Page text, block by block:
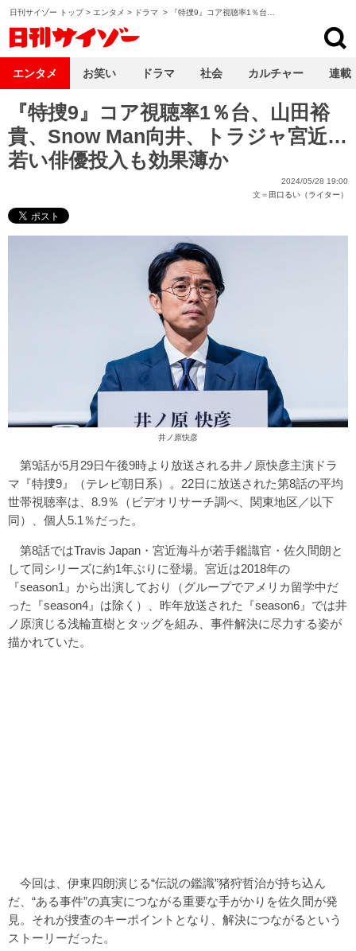
日刊サイゾー トップ> エンタメ > ドラマ > 『特捜9』コア視聴率1％台…
『特捜9』コア視聴率1％台、山田裕
貴、Snow Man向井、トラジャ宮近…
若い俳優投入も効果薄か
2024/05/28 19:00
文＝ 田口るい（ライター）
井ノ原快彦
第9話が5月29日午後9時より放送される井ノ原快彦主演ドラ
マ『特捜9』（テレビ朝日系）。22日に放送された第8話の平均
世帯視聴率は、8.9％（ビデオリサーチ調べ、関東地区／以下
同）、個人5.1％だった。
第8話ではTravis Japan・宮近海斗が若手鑑識官・佐久間朗と
して同シリーズに約1年ぶりに登場。宮近は2018年の
『season1』から出演しており（グループでアメリカ留学中だ
った『season4』は除く）、昨年放送された『season6』では井
ノ原演じる浅輪直樹とタッグを組み、事件解決に尽力する姿が
描かれていた。
今回は、伊東四朗演じる“伝説の鑑識”猪狩哲治が持ち込ん
だ、“ある事件”の真実につながる重要な手がかりを佐久間が発
見。それが捜査のキーポイントとなり、解決につながるという
ストーリーだった。
エンタメ お笑い ドラマ 社会 カルチャー 連載